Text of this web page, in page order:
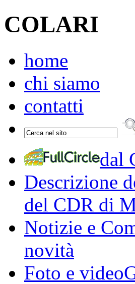
COLARI
home
chi siamo
contatti
dal
Descrizione
del CDR di
Notizie e
novità
Foto e video